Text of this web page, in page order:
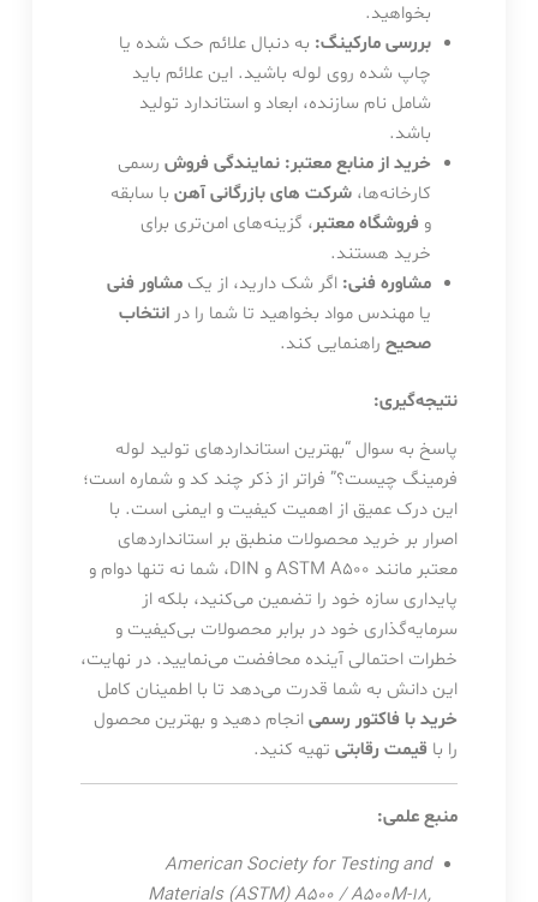
بخواهید.
بررسی مارکینگ: به دنبال علائم حک شده یا
چاپ شده روی لوله باشید. این علائم باید
شامل نام سازنده، ابعاد و استاندارد تولید
باشد.
خرید از منابع معتبر: نمایندگی فروش رسمی
کارخانه‌ها،شرکت های بازرگانی آهن با سابقه
و فروشگاه معتبر، گزینه‌های امن‌تری برای
خرید هستند.
مشاوره فنی: اگر شک دارید، از یکمشاور فنی
یا مهندس مواد بخواهید تا شما را درانتخاب
صحیح راهنمایی کند.
نتیجه‌گیری:
پاسخ به سوال “بهترین استانداردهای تولید لوله
فرمینگ چیست؟” فراتر از ذکر چند کد و شماره است؛
این درک عمیق از اهمیت کیفیت و ایمنی است. با
اصرار بر خرید محصولات منطبق بر استانداردهای
معتبر مانند ASTM A500 و DIN، شما نه تنها دوام و
پایداری سازه خود را تضمین می‌کنید، بلکه از
سرمایه‌گذاری خود در برابر محصولات بی‌کیفیت و
خطرات احتمالی آینده محافضت می‌نمایید. در نهایت،
این دانش به شما قدرت می‌دهد تا با اطمینان کامل
خرید با فاکتور رسمیانجام دهید و بهترین محصول
را با قیمت رقابتیتهیه کنید.
منبع علمی:
American Society for Testing and
Materials (ASTM) A500 / A500M-18,